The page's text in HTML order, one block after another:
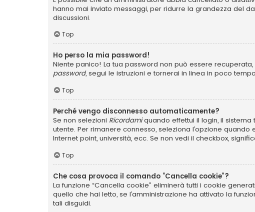
hanno mai inviato messaggi, per ridurre la grandezza del
discussioni.
Top
Ho perso la mia password!
Niente panico! La tua password non può essere
password, segui le istruzioni e tornerai in linea in poco
Top
Perché vengo disconnesso automaticamente?
Se non selezioni Ricordamiquando effettui il login, il
utente. Per rimanere connesso, seleziona l’opzione
Internet point, università, ecc. Se non vedi il checkbox,
Top
Che cosa provoca il comando “Cancella cookie”?
La funzione “Cancella cookie” eliminerà tutti i cookie
quello che hai letto, se l’amministrazione ha attivato la
tali disguidi.